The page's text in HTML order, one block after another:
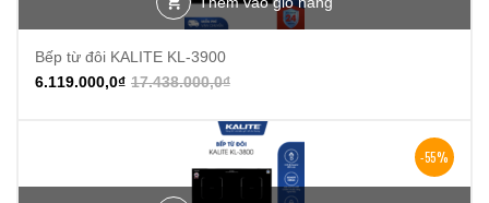
Bếp từ đôi KALITE KL-3900
17.438.000,0₫
6.119.000,0₫
-55%